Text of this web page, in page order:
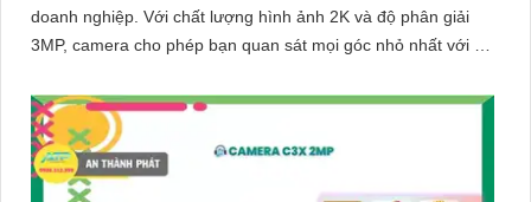
doanh nghiệp. Với chất lượng hình ảnh 2K và độ phân giải
3MP, camera cho phép bạn quan sát mọi góc nhỏ nhất với rõ